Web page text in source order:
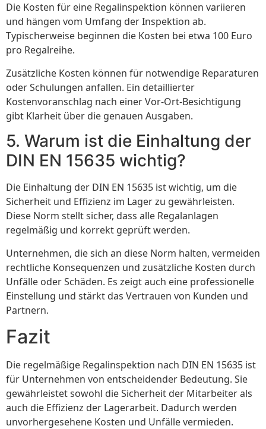
Die Kosten für eine Regalinspektion können variieren
und hängen vom Umfang der Inspektion ab.
Typischerweise beginnen die Kosten bei etwa 100 Euro
pro Regalreihe.
Zusätzliche Kosten können für notwendige Reparaturen
oder Schulungen anfallen. Ein detaillierter
Kostenvoranschlag nach einer Vor-Ort-Besichtigung
gibt Klarheit über die genauen Ausgaben.
5. Warum ist die Einhaltung der
DIN EN 15635 wichtig?
Die Einhaltung der DIN EN 15635 ist wichtig, um die
Sicherheit und Effizienz im Lager zu gewährleisten.
Diese Norm stellt sicher, dass alle Regalanlagen
regelmäßig und korrekt geprüft werden.
Unternehmen, die sich an diese Norm halten, vermeiden
rechtliche Konsequenzen und zusätzliche Kosten durch
Unfälle oder Schäden. Es zeigt auch eine professionelle
Einstellung und stärkt das Vertrauen von Kunden und
Partnern.
Fazit
Die regelmäßige Regalinspektion nach DIN EN 15635 ist
für Unternehmen von entscheidender Bedeutung. Sie
gewährleistet sowohl die Sicherheit der Mitarbeiter als
auch die Effizienz der Lagerarbeit. Dadurch werden
unvorhergesehene Kosten und Unfälle vermieden.